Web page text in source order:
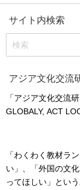
サイト内検索
アジア文化交流
「アジア文化交流
GLOBALY, ACT
「わくわく教材ラ
い」、「外国の文
ってほしい」とい